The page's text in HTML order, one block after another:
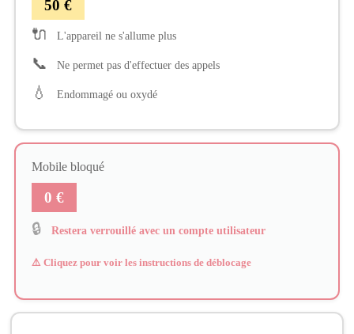
50 €
🔌 L'appareil ne s'allume plus
📞 Ne permet pas d'effectuer des appels
💧 Endommagé ou oxydé
Mobile bloqué
0 €
🔒 Restera verrouillé avec un compte utilisateur
⚠️ Cliquez pour voir les instructions de déblocage